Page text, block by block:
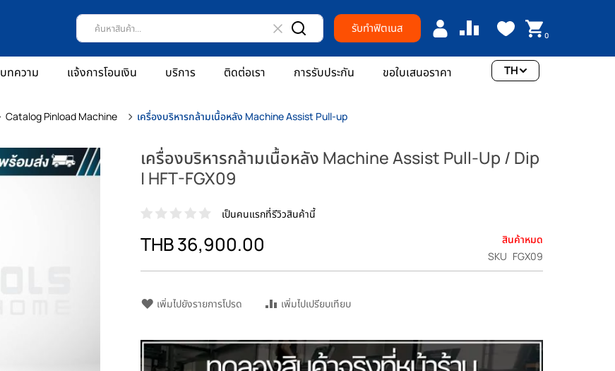
รับทำฟิตเนส 0
บทความ แจ้งการโอนเงิน บริการ ติดต่อเรา การรับประกัน ขอใบเสนอราคา TH
Catalog Pinload Machine เครื่องบริหารกล้ามเนื้อหลัง Machine Assist Pull-up
เครื่องบริหารกล้ามเนื้อหลัง Machine Assist Pull-Up / Dip
| HFT-FGX09
เป็นคนแรกที่รีวิวสินค้านี้
THB 36,900.00
สินค้าหมด
SKU FGX09
เพิ่มไปยังรายการโปรด เพิ่มไปเปรียบเทียบ